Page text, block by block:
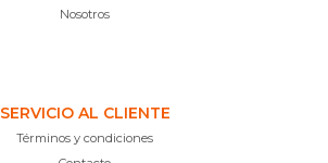
Nosotros
SERVICIO AL CLIENTE
Términos y condiciones